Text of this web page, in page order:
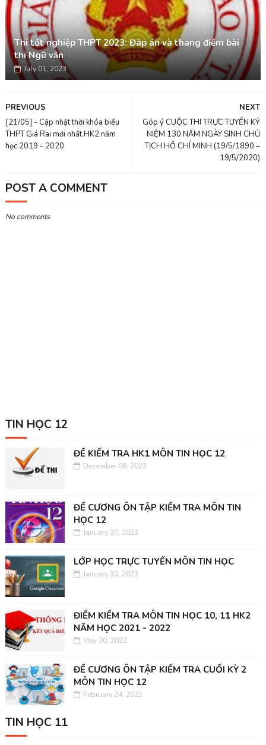
Thi tốt nghiệp THPT 2023: Đáp án và thang điểm bài
thi Ngữ văn
July 01, 2023
NEXT
Góp ý CUỘC THI TRỰC TUYẾN KỶ
NIỆM 130 NĂM NGÀY SINH CHỦ
TỊCH HỒ CHÍ MINH (19/5/1890 –
19/5/2020)
PREVIOUS
[21/05] - Cập nhật thời khóa biểu
THPT Giá Rai mới nhất HK2 năm
học 2019 - 2020
POST A COMMENT
No comments
TIN HỌC 12
ĐỀ KIỂM TRA HK1 MÔN TIN HỌC 12
December 08, 2023
ĐỀ CƯƠNG ÔN TẬP KIỂM TRA MÔN TIN
HỌC 12
January 30, 2023
LỚP HỌC TRỰC TUYẾN MÔN TIN HỌC
January 30, 2023
ĐIỂM KIỂM TRA MÔN TIN HỌC 10, 11 HK2
NĂM HỌC 2021 - 2022
May 30, 2022
ĐỀ CƯƠNG ÔN TẬP KIỂM TRA CUỐI KỲ 2
MÔN TIN HỌC 12
February 24, 2022
TIN HỌC 11